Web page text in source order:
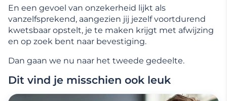
En een gevoel van onzekerheid lijkt als
vanzelfsprekend, aangezien jij jezelf voortdurend
kwetsbaar opstelt, je te maken krijgt met afwijzing
en op zoek bent naar bevestiging.
Dan gaan we nu naar het tweede gedeelte.
Dit vind je misschien ook leuk